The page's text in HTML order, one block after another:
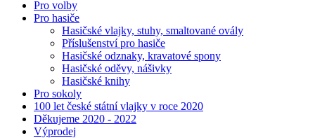
Pro volby
Pro hasiče
Hasičské vlajky, stuhy, smaltované ovály
Příslušenství pro hasiče
Hasičské odznaky, kravatové spony
Hasičské oděvy, nášivky
Hasičské knihy
Pro sokoly
100 let české státní vlajky v roce 2020
Děkujeme 2020 - 2022
Výprodej